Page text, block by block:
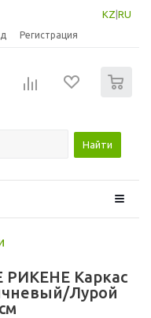
KZ RU
Регистрация
Найти
РИКЕНЕ Каркас
Лурой